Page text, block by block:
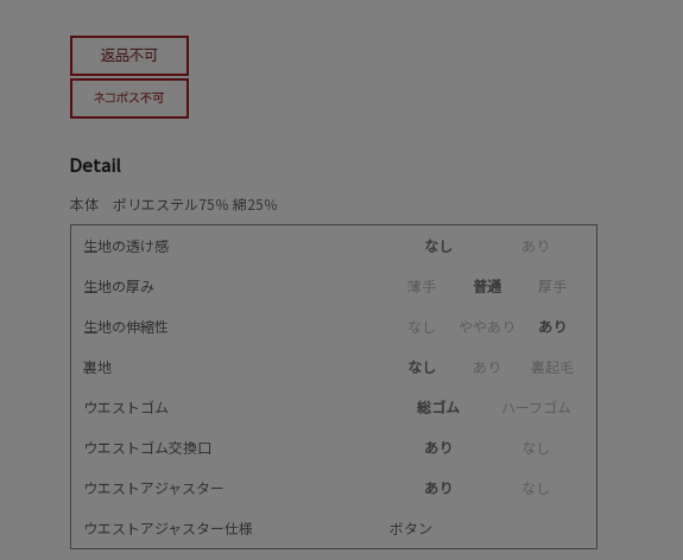
Detail
本体 ポリエステル75％ 綿25％
生地の透け感 なし あ り
生地の厚み
薄手 普通 厚手
生地の伸縮性
な し ややあ り
あり
裏地
なし あ り 裏起毛
ウエストゴム
総ゴム ハーフ ゴ ム
ウエストゴム交換口
あり な し
ウエストアジャスター
あり な し
ウエストアジャスター仕様
ボタン